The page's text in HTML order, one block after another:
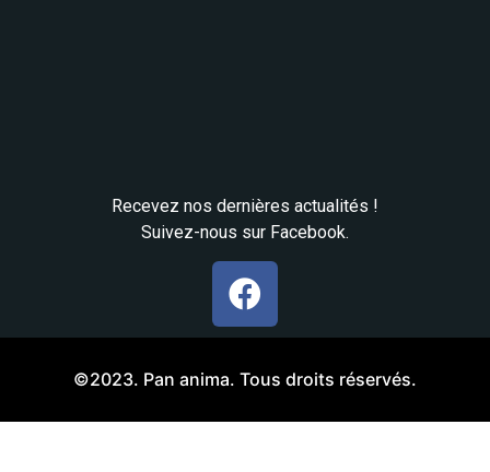
Recevez nos dernières actualités !
Suivez-nous sur Facebook.
©2023. Pan anima. Tous droits réservés.